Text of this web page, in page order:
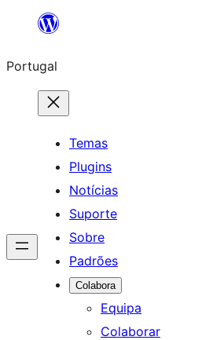
Saltar
o
conteúdo
Portugal
Temas
Plugins
Notícias
Suporte
Sobre
Padrões
Colabora
Equipa
Colaborar